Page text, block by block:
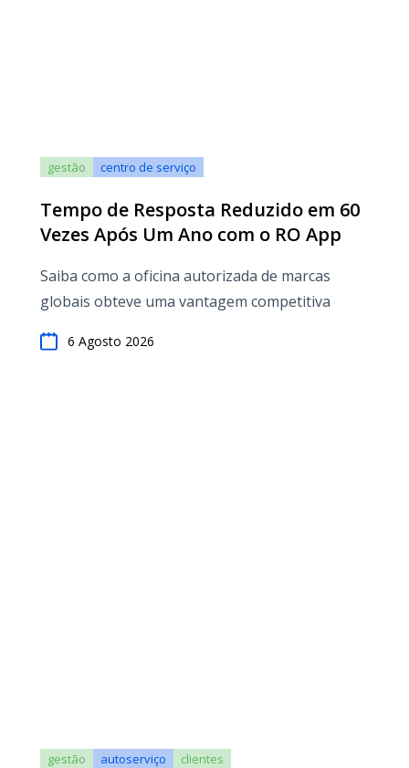
gestão centro de serviço
Tempo de Resposta Reduzido em 60
Vezes Após Um Ano com o RO App
Saiba como a oficina autorizada de marcas
globais obteve uma vantagem competitiva
6 Agosto 2026
gestão autoserviço clientes